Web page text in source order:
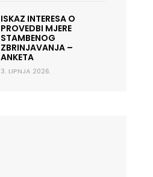
ISKAZ INTERESA O
PROVEDBI MJERE
STAMBENOG
ZBRINJAVANJA –
ANKETA
3. LIPNJA 2026.